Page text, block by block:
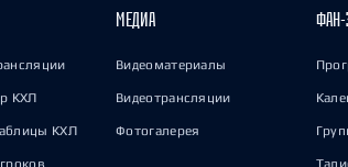
КХЛ
КХЛ
МЕДИА
Видеоматериалы
Видеотрансляции
Фотогалерея
ФАН-